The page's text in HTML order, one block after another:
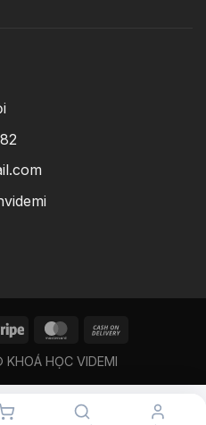
HỌC VIDEMI